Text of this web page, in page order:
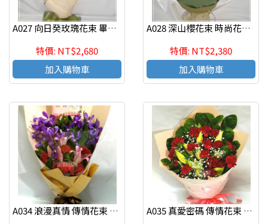
A027 向日癸玫瑰花束 畢業花束 傳情花束
特價: NT$2,680
加入購物車
A028 深山櫻花束 時尚花束 傳情花束
特價: NT$2,380
加入購物車
A034 浪漫真情 傳情花束 演唱會發表會獻花花束
A035 真愛密碼 傳情花束 演唱會發表會獻花花束